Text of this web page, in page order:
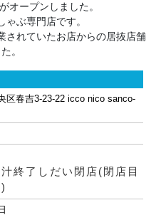
がオープンしました。
ぶ専門店です。
されていたお店からの居抜店舗
。
区春吉3-23-22 icco nico sanco-
終了しだい閉店(閉店目